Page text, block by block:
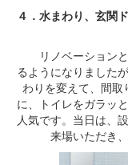
４．水まわり、玄関
リノベーションと
るようになりました
わりを変えて、間
に、トイレをガラッ
人気です。当日は、
来場いただき